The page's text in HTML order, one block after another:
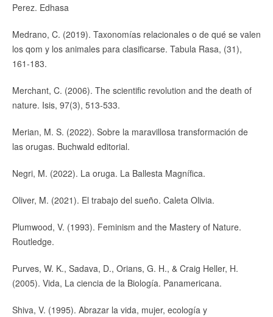
Perez. Edhasa
Medrano, C. (2019). Taxonomías relacionales o de qué se valen
los qom y los animales para clasificarse. Tabula Rasa, (31),
161-183.
Merchant, C. (2006). The scientific revolution and the death of
nature. Isis, 97(3), 513-533.
Merian, M. S. (2022). Sobre la maravillosa transformación de
las orugas. Buchwald editorial.
Negri, M. (2022). La oruga. La Ballesta Magnífica.
Oliver, M. (2021). El trabajo del sueño. Caleta Olivia.
Plumwood, V. (1993). Feminism and the Mastery of Nature.
Routledge.
Purves, W. K., Sadava, D., Orians, G. H., & Craig Heller, H.
(2005). Vida, La ciencia de la Biología. Panamericana.
Shiva, V. (1995). Abrazar la vida, mujer, ecología y